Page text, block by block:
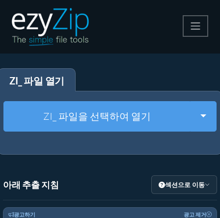
압축 해제
기타 도구
ZI_ 파일 열기
ZI_ 파일을 선택하여 열기
아래 추출 지침 섹션으로 이동
광고하기 광고 제거